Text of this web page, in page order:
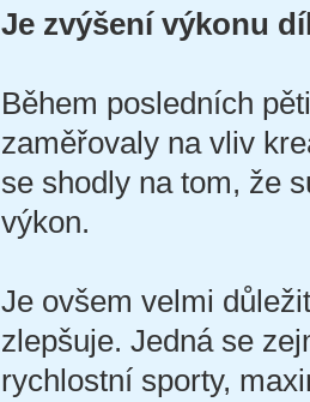
Je zvýšení výkonu
Během posledních
zaměřovaly na vliv
se shodly na tom, že
výkon.
Je ovšem velmi
zlepšuje. Jedná se
rychlostní sporty,